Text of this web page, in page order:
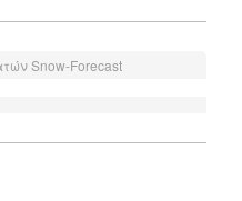
Snow-Forecast